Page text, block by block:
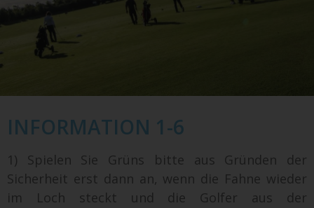
INFORMATION 1-6
1) Spielen Sie Grüns bitte aus Gründen der
Sicherheit erst dann an, wenn die Fahne wieder
im Loch steckt und die Golfer aus der